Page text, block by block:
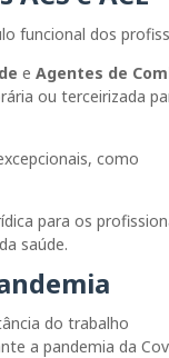
funcional dos
e Agentes de
ou terceirizada
como
para os
saúde.
do trabalho
a pandemia da